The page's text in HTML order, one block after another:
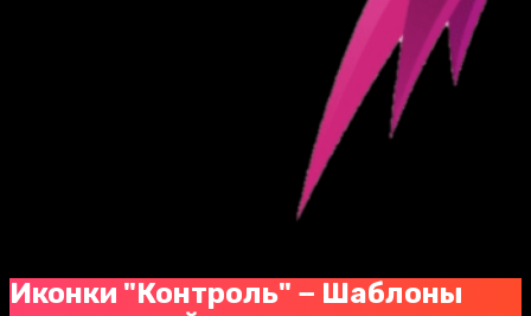
Иконки "Контроль" − Шаблоны